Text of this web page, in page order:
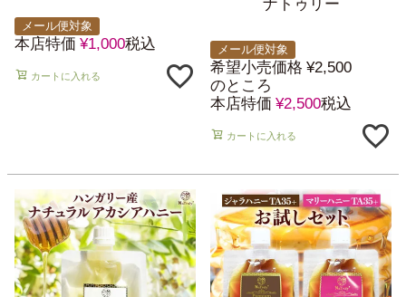
メール便対象
本店特価 ¥1,000税込
カートに入れる
ナトゥリー
メール便対象
希望小売価格 ¥2,500
のところ
本店特価 ¥2,500税込
カートに入れる